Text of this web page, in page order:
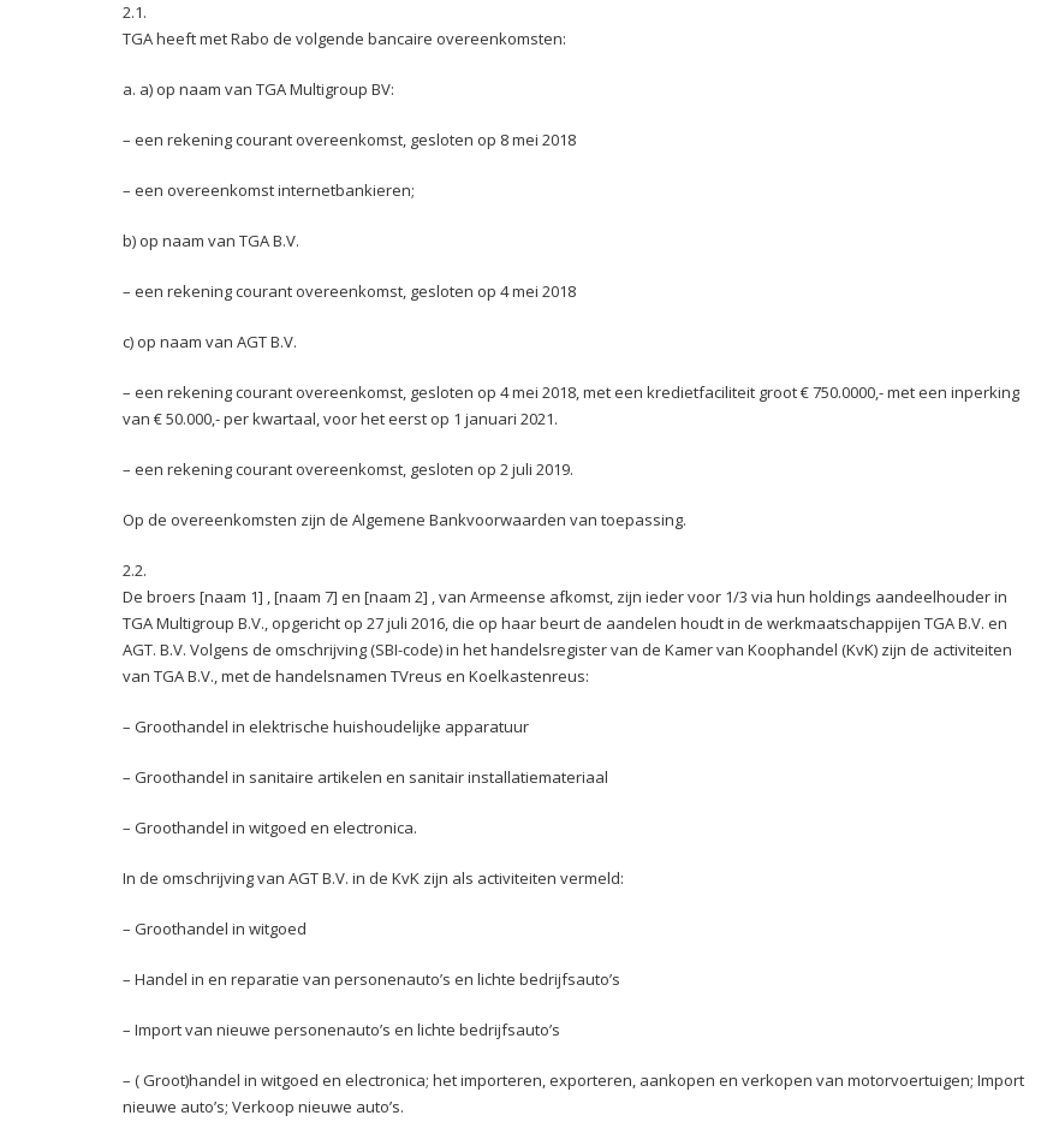
2.1.
TGA heeft met Rabo de volgende bancaire overeenkomsten:
a. a) op naam van TGA Multigroup BV:
– een rekening courant overeenkomst, gesloten op 8 mei 2018
– een overeenkomst internetbankieren;
b) op naam van TGA B.V.
– een rekening courant overeenkomst, gesloten op 4 mei 2018
c) op naam van AGT B.V.
– een rekening courant overeenkomst, gesloten op 4 mei 2018, met een kredietfaciliteit groot € 750.0000,- met een inperking
van € 50.000,- per kwartaal, voor het eerst op 1 januari 2021.
– een rekening courant overeenkomst, gesloten op 2 juli 2019.
Op de overeenkomsten zijn de Algemene Bankvoorwaarden van toepassing.
2.2.
De broers [naam 1] , [naam 7] en [naam 2] , van Armeense afkomst, zijn ieder voor 1/3 via hun holdings aandeelhouder in
TGA Multigroup B.V., opgericht op 27 juli 2016, die op haar beurt de aandelen houdt in de werkmaatschappijen TGA B.V. en
AGT. B.V. Volgens de omschrijving (SBI-code) in het handelsregister van de Kamer van Koophandel (KvK) zijn de activiteiten
van TGA B.V., met de handelsnamen TVreus en Koelkastenreus:
– Groothandel in elektrische huishoudelijke apparatuur
– Groothandel in sanitaire artikelen en sanitair installatiemateriaal
– Groothandel in witgoed en electronica.
In de omschrijving van AGT B.V. in de KvK zijn als activiteiten vermeld:
– Groothandel in witgoed
– Handel in en reparatie van personenauto’s en lichte bedrijfsauto’s
– Import van nieuwe personenauto’s en lichte bedrijfsauto’s
– ( Groot)handel in witgoed en electronica; het importeren, exporteren, aankopen en verkopen van motorvoertuigen; Import
nieuwe auto’s; Verkoop nieuwe auto’s.